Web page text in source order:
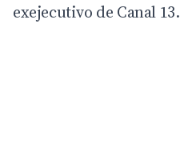
exejecutivo de Canal 13.